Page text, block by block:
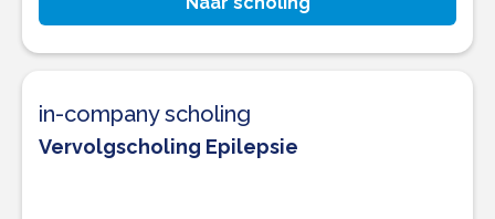
in-company scholing
Vervolgscholing Epilepsie